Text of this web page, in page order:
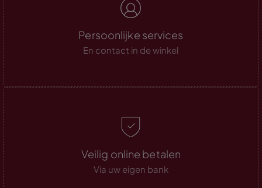
Persoonlijke services
En contact in de winkel
Veilig online betalen
Via uw eigen bank